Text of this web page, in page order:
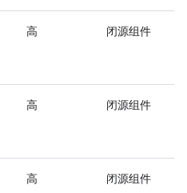
高 闭源组件
高 闭源组件
高 闭源组件